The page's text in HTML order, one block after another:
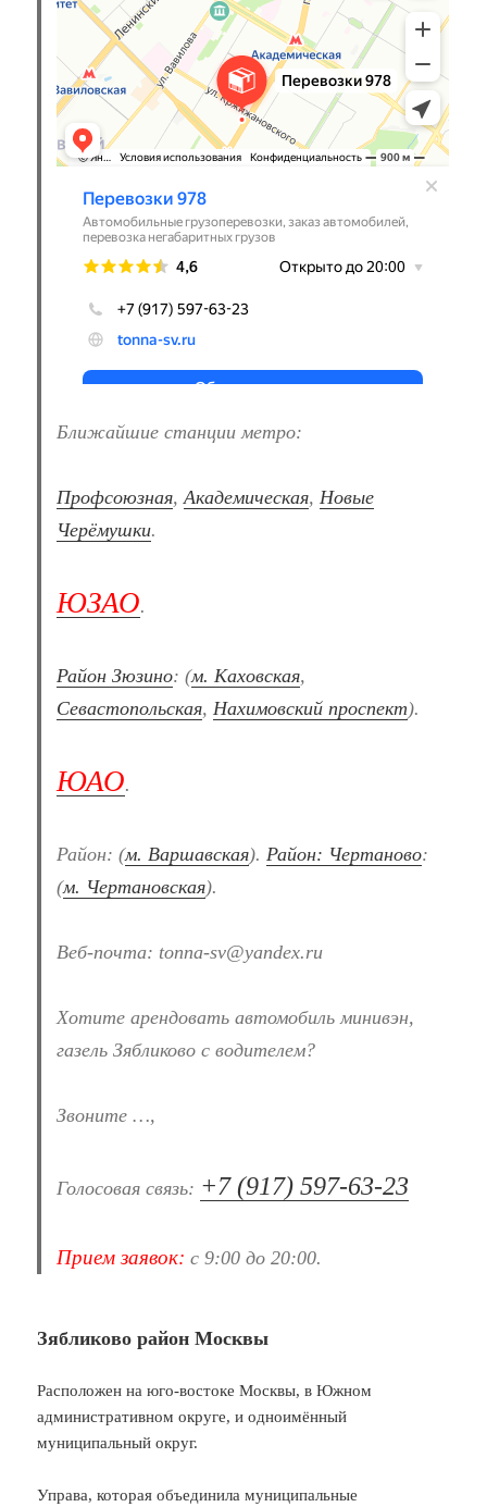
Ближайшие станции метро:
Профсоюзная,Академическая,Новые
Черёмушки.
ЮЗАО.
Район Зюзино: (м. Каховская,
Севастопольская,Нахимовский проспект).
ЮАО.
Район: (м. Варшавская).Район: Чертаново:
(м. Чертановская).
Веб-почта: tonna-sv@yandex.ru
Хотите арендовать автомобиль минивэн,
газель Зябликово с водителем?
Звоните …,
Голосовая связь: +7 (917) 597-63-23
Прием заявок: с 9:00 до 20:00.
Зябликово район Москвы
Расположен на юго-востоке Москвы, в Южном
административном округе, и одноимённый
муниципальный округ.
Управа, которая объединила муниципальные